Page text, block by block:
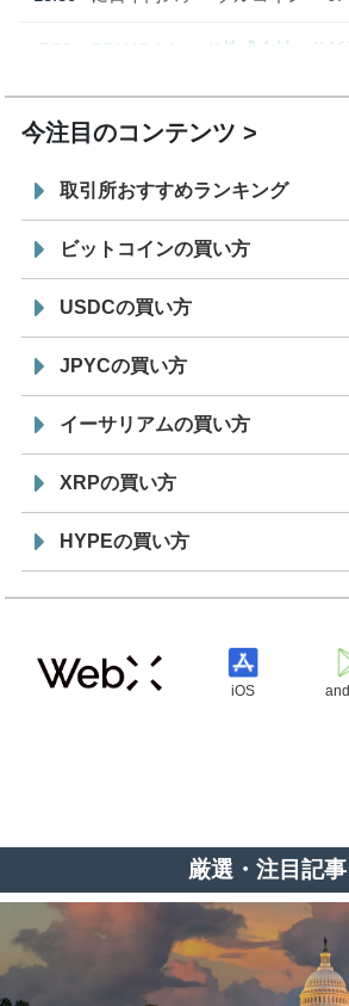
7/29
SBI VCトレード株式会社
信
今注目のコンテンツ
取引所おすすめランキング
ビットコインの買い方
USDCの買い方
JPYCの買い方
イーサリアムの買い方
XRPの買い方
HYPEの買い方
iOS
厳選・注目記事